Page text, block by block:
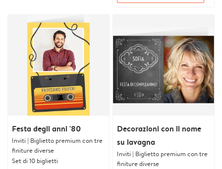
Festa degli anni '80
Inviti | Biglietto premium con tre
finiture diverse
Set di 10 biglietti
Decorazioni con il nome
su lavagna
Inviti | Biglietto premium con tre
finiture diverse